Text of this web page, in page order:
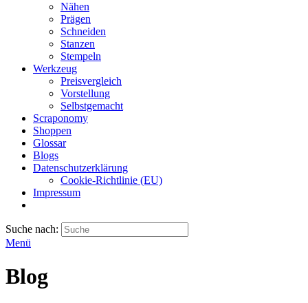
Nähen
Prägen
Schneiden
Stanzen
Stempeln
Werkzeug
Preisvergleich
Vorstellung
Selbstgemacht
Scraponomy
Shoppen
Glossar
Blogs
Datenschutzerklärung
Cookie-Richtlinie (EU)
Impressum
Suche nach:
Menü
Blog